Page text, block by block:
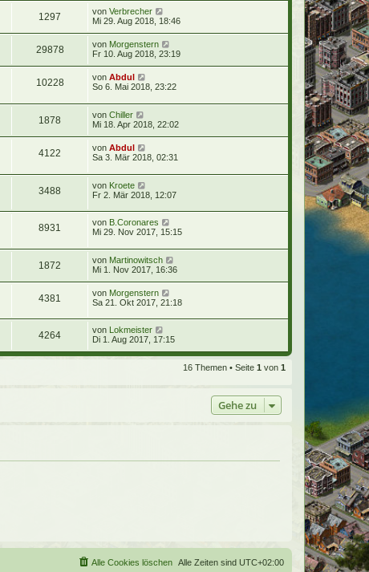
1297 von Verbrecher
Mi 29. Aug 2018, 18:46
29878 von Morgenstern
Fr 10. Aug 2018, 23:19
10228 von Abdul
So 6. Mai 2018, 23:22
1878 von Chiller
Mi 18. Apr 2018, 22:02
4122 von Abdul
Sa 3. Mär 2018, 02:31
3488 von Kroete
Fr 2. Mär 2018, 12:07
8931 von B.Coronares
Mi 29. Nov 2017, 15:15
1872 von Martinowitsch
Mi 1. Nov 2017, 16:36
4381 von Morgenstern
Sa 21. Okt 2017, 21:18
4264 von Lokmeister
Di 1. Aug 2017, 17:15
16 Themen • Seite 1 von 1
Gehe zu
Alle Zeiten sind UTC+02:00
Alle Cookies löschen